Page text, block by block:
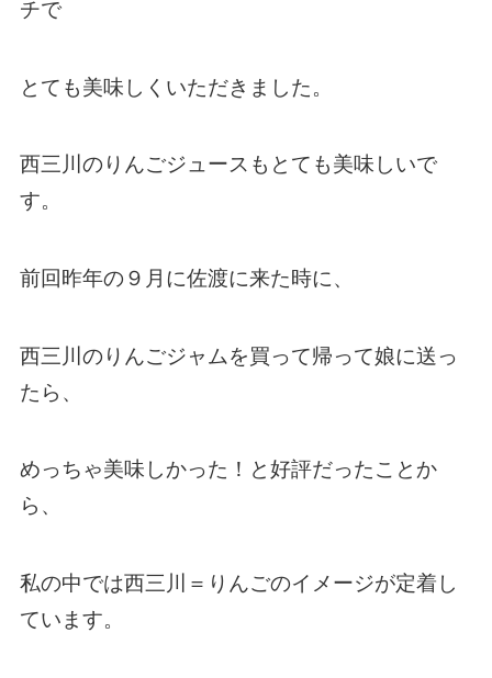
チで
とても美味しくいただきました。
西三川のりんごジュースもとても美味しいで
す。
前回昨年の９月に佐渡に来た時に、
西三川のりんごジャムを買って帰って娘に送っ
たら、
めっちゃ美味しかった！と好評だったことか
ら、
私の中では西三川＝りんごのイメージが定着し
ています。